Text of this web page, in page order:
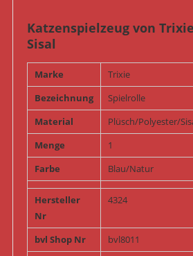
Katzenspielzeug von
Sisal
Marke
Trixie
Bezeichnung
Spielrolle
Material
Plüsch/Polyester/
Menge
1
Farbe
Blau/Natur
Hersteller
Nr
4324
bvl Shop Nr
bvl8011